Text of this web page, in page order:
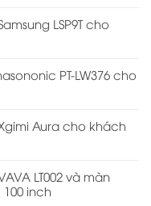
LSP9T cho
PT-LW376 cho
Aura cho khách
LT002 và màn
inch